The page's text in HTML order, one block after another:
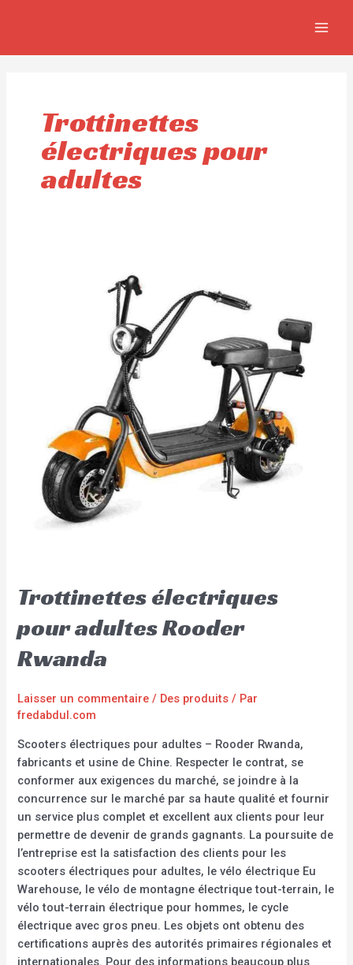
Trottinettes
électriques pour
adultes
Trottinettes électriques
pour adultes Rooder
Rwanda
Laisser un commentaire / Des produits / Par
fredabdul.com
Scooters électriques pour adultes – Rooder Rwanda,
fabricants et usine de Chine. Respecter le contrat, se
conformer aux exigences du marché, se joindre à la
concurrence sur le marché par sa haute qualité et fournir
un service plus complet et excellent aux clients pour leur
permettre de devenir de grands gagnants. La poursuite de
l’entreprise est la satisfaction des clients pour les
scooters électriques pour adultes, le vélo électrique Eu
Warehouse, le vélo de montagne électrique tout-terrain, le
vélo tout-terrain électrique pour hommes, le cycle
électrique avec gros pneu. Les objets ont obtenu des
certifications auprès des autorités primaires régionales et
internationales. Pour des informations beaucoup plus